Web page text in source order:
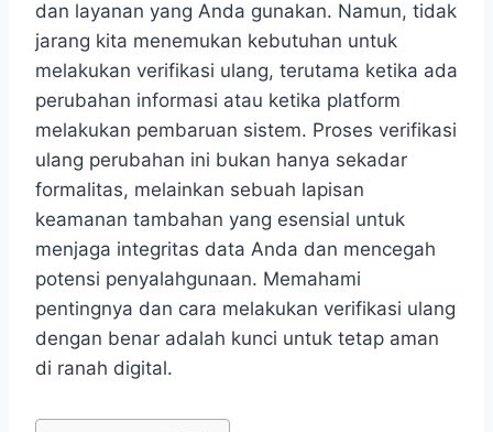
dan layanan yang Anda gunakan. Namun, tidak
jarang kita menemukan kebutuhan untuk
melakukan verifikasi ulang, terutama ketika ada
perubahan informasi atau ketika platform
melakukan pembaruan sistem. Proses verifikasi
ulang perubahan ini bukan hanya sekadar
formalitas, melainkan sebuah lapisan
keamanan tambahan yang esensial untuk
menjaga integritas data Anda dan mencegah
potensi penyalahgunaan. Memahami
pentingnya dan cara melakukan verifikasi ulang
dengan benar adalah kunci untuk tetap aman
di ranah digital.